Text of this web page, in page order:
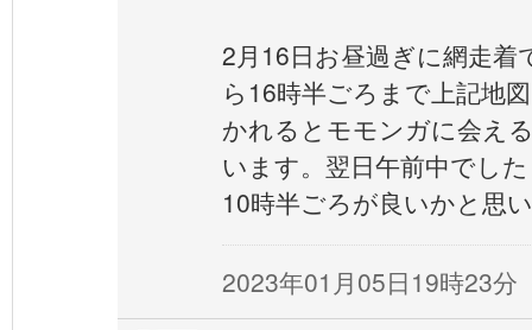
2月16日お昼過ぎに網走着
ら16時半ごろまで上記地
かれるとモモンガに会え
います。翌日午前中でし
10時半ごろが良いかと思
2023年01月05日19時23分